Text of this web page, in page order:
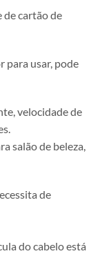
de cartão de
para usar, pode
velocidade de
salão de beleza,
de
do cabelo está